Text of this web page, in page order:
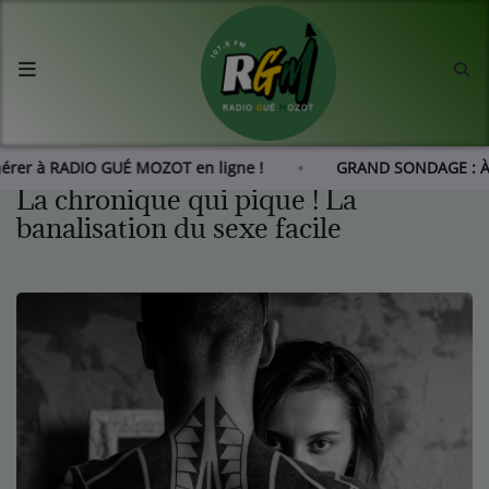
à RADIO GUÉ MOZOT en ligne ! GRAND
Agenda
Les actus de RGM
Radio
Equipes
La chronique qui pique ! La
banalisation du sexe facile